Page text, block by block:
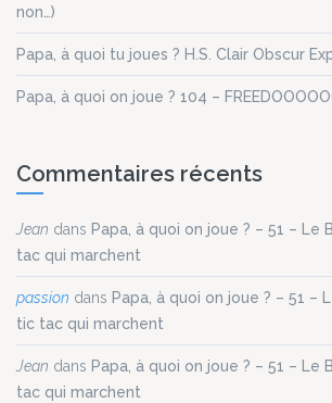
non…)
Papa, à quoi tu joues ? H.S. Clair Obscur
Papa, à quoi on joue ? 104 –
Commentaires récents
Jean dans Papa, à quoi on joue ? – 51 –
tac qui marchent
passion dans Papa, à quoi on joue ? – 51 –
tic tac qui marchent
Jean dans Papa, à quoi on joue ? – 51 –
tac qui marchent